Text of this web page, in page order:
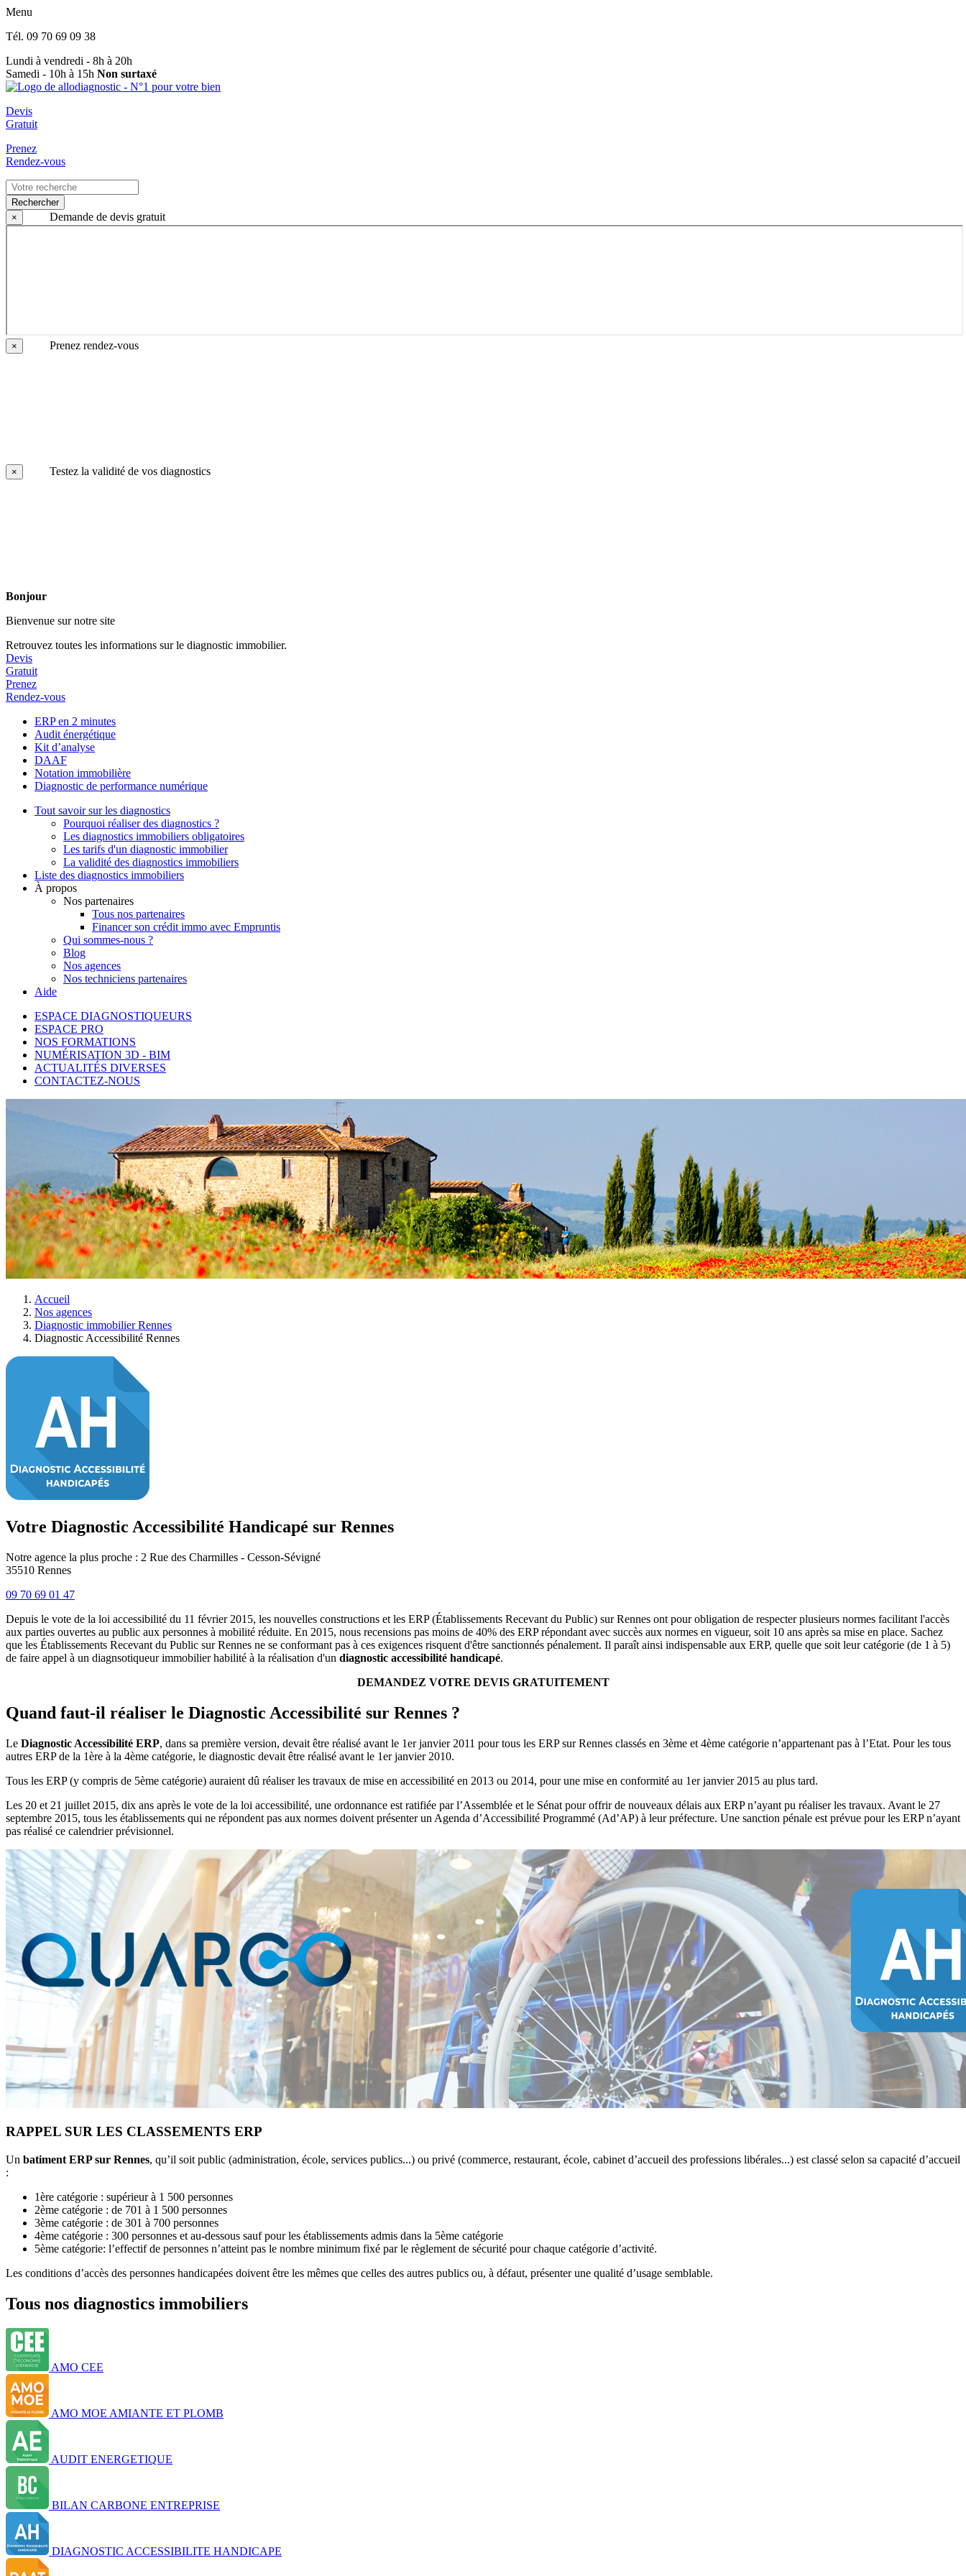
Menu
Tél. 09 70 69 09 38
Lundi à vendredi - 8h à 20h
Samedi - 10h à 15h Non surtaxé
Devis
Gratuit
Prenez
Rendez-vous
Rechercher
×
Demande de devis gratuit
× Prenez rendez-vous
× Testez la validité de vos diagnostics
Bonjour
Bienvenue sur notre site
Retrouvez toutes les informations sur le diagnostic immobilier.
Devis
Gratuit
Prenez
Rendez-vous
ERP en 2 minutes
Audit énergétique
Kit d’analyse
DAAF
Notation immobilière
Diagnostic de performance numérique
Tout savoir sur les diagnostics
Pourquoi réaliser des diagnostics ?
Les diagnostics immobiliers obligatoires
Les tarifs d'un diagnostic immobilier
La validité des diagnostics immobiliers
Liste des diagnostics immobiliers
À propos
Nos partenaires
Tous nos partenaires
Financer son crédit immo avec Empruntis
Qui sommes-nous ?
Blog
Nos agences
Nos techniciens partenaires
Aide
ESPACE DIAGNOSTIQUEURS
ESPACE PRO
NOS FORMATIONS
NUMÉRISATION 3D - BIM
ACTUALITÉS DIVERSES
CONTACTEZ-NOUS
Accueil
Nos agences
Diagnostic immobilier Rennes
Diagnostic Accessibilité Rennes
Votre Diagnostic Accessibilité Handicapé sur Rennes
Notre agence la plus proche : 2 Rue des Charmilles - Cesson-Sévigné
35510 Rennes
09 70 69 01 47
Depuis le vote de la loi accessibilité du 11 février 2015, les nouvelles constructions et les ERP (Établissements Recevant du Public) sur Rennes ont pour obligation de respecter plusieurs normes facilitant l'accès
aux parties ouvertes au public aux personnes à mobilité réduite. En 2015, nous recensions pas moins de 40% des ERP répondant avec succès aux normes en vigueur, soit 10 ans après sa mise en place. Sachez
que les Établissements Recevant du Public sur Rennes ne se conformant pas à ces exigences risquent d'être sanctionnés pénalement. Il paraît ainsi indispensable aux ERP, quelle que soit leur catégorie (de 1 à 5)
de faire appel à un diagnsotiqueur immobilier habilité à la réalisation d'un diagnostic accessibilité handicapé.
DEMANDEZ VOTRE DEVIS GRATUITEMENT
Quand faut-il réaliser le Diagnostic Accessibilité sur Rennes ?
Le Diagnostic Accessibilité ERP, dans sa première version, devait être réalisé avant le 1er janvier 2011 pour tous les ERP sur Rennes classés en 3ème et 4ème catégorie n’appartenant pas à l’Etat. Pour les tous
autres ERP de la 1ère à la 4ème catégorie, le diagnostic devait être réalisé avant le 1er janvier 2010.
Tous les ERP (y compris de 5ème catégorie) auraient dû réaliser les travaux de mise en accessibilité en 2013 ou 2014, pour une mise en conformité au 1er janvier 2015 au plus tard.
Les 20 et 21 juillet 2015, dix ans après le vote de la loi accessibilité, une ordonnance est ratifiée par l’Assemblée et le Sénat pour offrir de nouveaux délais aux ERP n’ayant pu réaliser les travaux. Avant le 27
septembre 2015, tous les établissements qui ne répondent pas aux normes doivent présenter un Agenda d’Accessibilité Programmé (Ad’AP) à leur préfecture. Une sanction pénale est prévue pour les ERP n’ayant
pas réalisé ce calendrier prévisionnel.
RAPPEL SUR LES CLASSEMENTS ERP
Un batiment ERP sur Rennes, qu’il soit public (administration, école, services publics...) ou privé (commerce, restaurant, école, cabinet d’accueil des professions libérales...) est classé selon sa capacité d’accueil
:
1ère catégorie : supérieur à 1 500 personnes
2ème catégorie : de 701 à 1 500 personnes
3ème catégorie : de 301 à 700 personnes
4ème catégorie : 300 personnes et au-dessous sauf pour les établissements admis dans la 5ème catégorie
5ème catégorie: l’effectif de personnes n’atteint pas le nombre minimum fixé par le règlement de sécurité pour chaque catégorie d’activité.
Les conditions d’accès des personnes handicapées doivent être les mêmes que celles des autres publics ou, à défaut, présenter une qualité d’usage semblable.
Tous nos diagnostics immobiliers
AMO CEE
AMO MOE AMIANTE ET PLOMB
AUDIT ENERGETIQUE
BILAN CARBONE ENTREPRISE
DIAGNOSTIC ACCESSIBILITE HANDICAPE